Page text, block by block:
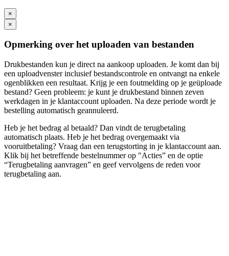
×
×
Opmerking over het uploaden van bestanden
Drukbestanden kun je direct na aankoop uploaden. Je komt dan bij
een uploadvenster inclusief bestandscontrole en ontvangt na enkele
ogenblikken een resultaat. Krijg je een foutmelding op je geüploade
bestand? Geen probleem: je kunt je drukbestand binnen zeven
werkdagen in je klantaccount uploaden. Na deze periode wordt je
bestelling automatisch geannuleerd.
Heb je het bedrag al betaald? Dan vindt de terugbetaling
automatisch plaats. Heb je het bedrag overgemaakt via
vooruitbetaling? Vraag dan een terugstorting in je klantaccount aan.
Klik bij het betreffende bestelnummer op "Acties” en de optie
“Terugbetaling aanvragen” en geef vervolgens de reden voor
terugbetaling aan.